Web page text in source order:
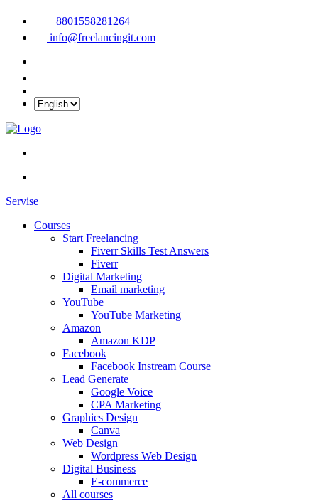
+8801558281264
info@freelancingit.com
Servise
Courses
Start Freelancing
Fiverr Skills Test Answers
Fiverr
Digital Marketing
Email marketing
YouTube
YouTube Marketing
Amazon
Amazon KDP
Facebook
Facebook Instream Course
Lead Generate
Google Voice
CPA Marketing
Graphics Design
Canva
Web Design
Wordpress Web Design
Digital Business
E-commerce
All courses